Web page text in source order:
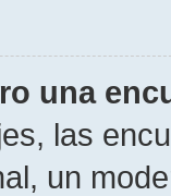
una
las
un